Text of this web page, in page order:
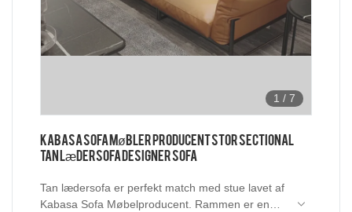
1 / 7
Kabasa Sofa Møbler Producent Stor Sectional
Tan Lædersofa Designer Sofa
Tan lædersofa er perfekt match med stue lavet af
Kabasa Sofa Møbelproducent. Rammen er en